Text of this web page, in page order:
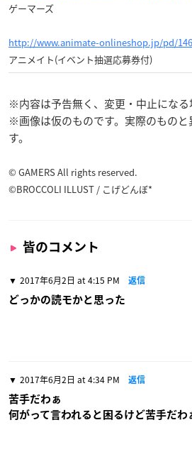
ゲーマーズ
http://www.animate-onlineshop.jp/pd/
アニメイト(イベント抽選応募券付)
※内容は予告無く、変更・中止になる
※画像は仮のものです。実際のものと
す。
© GAMERS All rights reserved.
©BROCCOLI ILLUST / こげどんぼ*
皆のコメント
2017年6月2日 at 4:15 PM 返信
どっかの読モかと思った
2017年6月2日 at 4:34 PM 返信
苦手だわぁ
何がって言われると困るけど苦手だわ